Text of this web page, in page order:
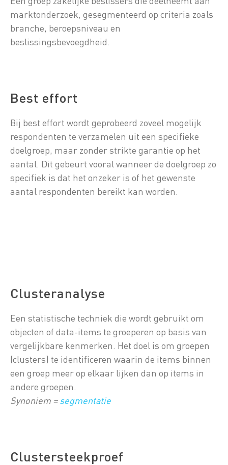
marktonderzoek, gesegmenteerd op criteria zoals
branche, beroepsniveau en
beslissingsbevoegdheid.
Best effort
Bij best effort wordt geprobeerd zoveel mogelijk
respondenten te verzamelen uit een specifieke
doelgroep, maar zonder strikte garantie op het
aantal. Dit gebeurt vooral wanneer de doelgroep zo
specifiek is dat het onzeker is of het gewenste
aantal respondenten bereikt kan worden.
Clusteranalyse
Een statistische techniek die wordt gebruikt om
objecten of data-items te groeperen op basis van
vergelijkbare kenmerken. Het doel is om groepen
(clusters) te identificeren waarin de items binnen
een groep meer op elkaar lijken dan op items in
andere groepen.
Synoniem =segmentatie
Clustersteekproef